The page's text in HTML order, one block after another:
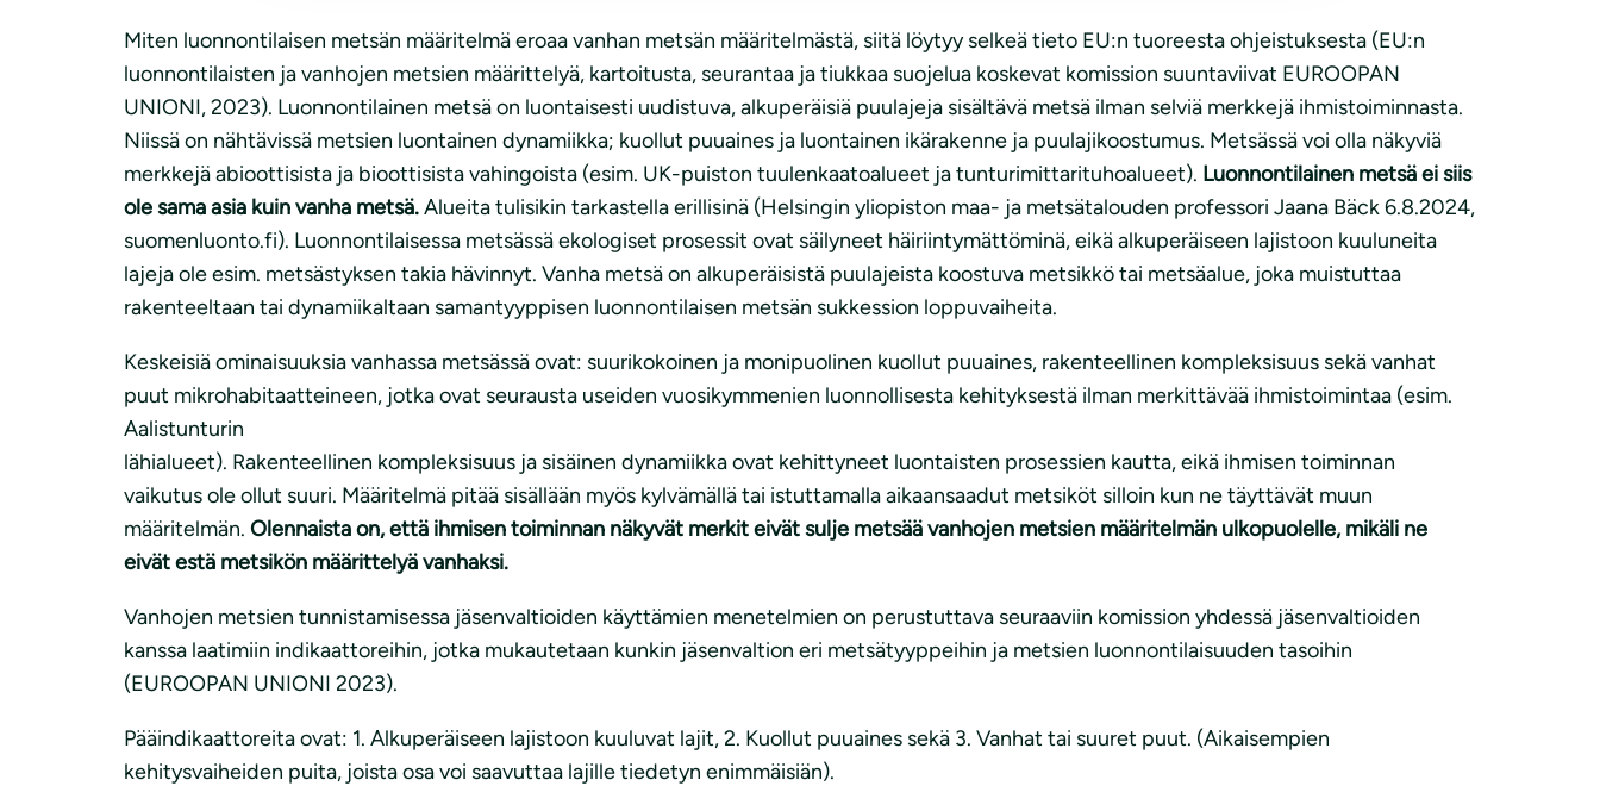
Miten luonnontilaisen metsän määritelmä eroaa vanhan metsän määritelmästä, siitä löytyy selkeä tieto EU:n tuoreesta ohjeistuksesta (EU:n
luonnontilaisten ja vanhojen metsien määrittelyä, kartoitusta, seurantaa ja tiukkaa suojelua koskevat komission suuntaviivat EUROOPAN
UNIONI, 2023). Luonnontilainen metsä on luontaisesti uudistuva, alkuperäisiä puulajeja sisältävä metsä ilman selviä merkkejä ihmistoiminnasta.
Niissä on nähtävissä metsien luontainen dynamiikka; kuollut puuaines ja luontainen ikärakenne ja puulajikoostumus. Metsässä voi olla näkyviä
merkkejä abioottisista ja bioottisista vahingoista (esim. UK-puiston tuulenkaatoalueet ja tunturimittarituhoalueet). Luonnontilainen metsä ei siis
ole sama asia kuin vanha metsä.Alueita tulisikin tarkastella erillisinä (Helsingin yliopiston maa- ja metsätalouden professori Jaana Bäck 6.8.2024,
suomenluonto.fi). Luonnontilaisessa metsässä ekologiset prosessit ovat säilyneet häiriintymättöminä, eikä alkuperäiseen lajistoon kuuluneita
lajeja ole esim. metsästyksen takia hävinnyt. Vanha metsä on alkuperäisistä puulajeista koostuva metsikkö tai metsäalue, joka muistuttaa
rakenteeltaan tai dynamiikaltaan samantyyppisen luonnontilaisen metsän sukkession loppuvaiheita.
Keskeisiä ominaisuuksia vanhassa metsässä ovat: suurikokoinen ja monipuolinen kuollut puuaines, rakenteellinen kompleksisuus sekä vanhat
puut mikrohabitaatteineen, jotka ovat seurausta useiden vuosikymmenien luonnollisesta kehityksestä ilman merkittävää ihmistoimintaa (esim.
Aalistunturin
lähialueet). Rakenteellinen kompleksisuus ja sisäinen dynamiikka ovat kehittyneet luontaisten prosessien kautta, eikä ihmisen toiminnan
vaikutus ole ollut suuri. Määritelmä pitää sisällään myös kylvämällä tai istuttamalla aikaansaadut metsiköt silloin kun ne täyttävät muun
määritelmän. Olennaista on, että ihmisen toiminnan näkyvät merkit eivät sulje metsää vanhojen metsien määritelmän ulkopuolelle, mikäli ne
eivät estä metsikön määrittelyä vanhaksi.
Vanhojen metsien tunnistamisessa jäsenvaltioiden käyttämien menetelmien on perustuttava seuraaviin komission yhdessä jäsenvaltioiden
kanssa laatimiin indikaattoreihin, jotka mukautetaan kunkin jäsenvaltion eri metsätyyppeihin ja metsien luonnontilaisuuden tasoihin
(EUROOPAN UNIONI 2023).
Pääindikaattoreita ovat: 1. Alkuperäiseen lajistoon kuuluvat lajit, 2. Kuollut puuaines sekä 3. Vanhat tai suuret puut. (Aikaisempien
kehitysvaiheiden puita, joista osa voi saavuttaa lajille tiedetyn enimmäisiän).